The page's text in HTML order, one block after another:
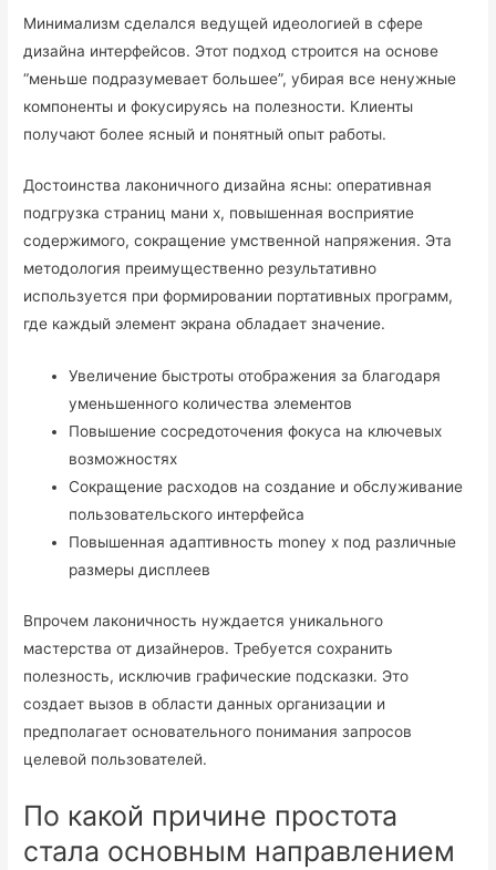
Минимализм сделался ведущей идеологией в сфере
дизайна интерфейсов. Этот подход строится на основе
“меньше подразумевает большее”, убирая все ненужные
компоненты и фокусируясь на полезности. Клиенты
получают более ясный и понятный опыт работы.
Достоинства лаконичного дизайна ясны: оперативная
подгрузка страниц мани х, повышенная восприятие
содержимого, сокращение умственной напряжения. Эта
методология преимущественно результативно
используется при формировании портативных программ,
где каждый элемент экрана обладает значение.
Увеличение быстроты отображения за благодаря
уменьшенного количества элементов
Повышение сосредоточения фокуса на ключевых
возможностях
Сокращение расходов на создание и обслуживание
пользовательского интерфейса
Повышенная адаптивность money x под различные
размеры дисплеев
Впрочем лаконичность нуждается уникального
мастерства от дизайнеров. Требуется сохранить
полезность, исключив графические подсказки. Это
создает вызов в области данных организации и
предполагает основательного понимания запросов
целевой пользователей.
По какой причине простота
стала основным направлением